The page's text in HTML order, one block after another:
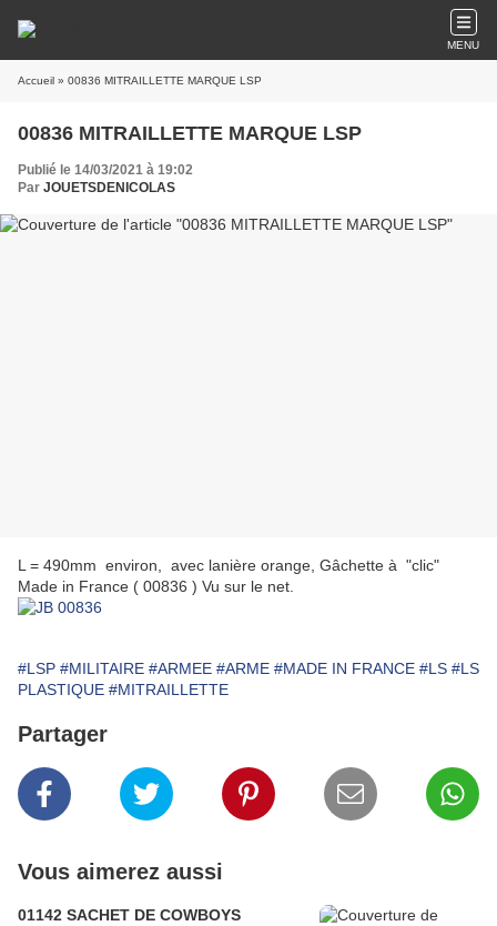
MENU
Accueil » 00836 MITRAILLETTE MARQUE LSP
00836 MITRAILLETTE MARQUE LSP
Publié le 14/03/2021 à 19:02
Par JOUETSDENICOLAS
L = 490mm environ, avec lanière orange, Gâchette à "clic"
Made in France ( 00836 ) Vu sur le net.
#LSP #MILITAIRE #ARMEE #ARME #MADE IN FRANCE #LS #LS
PLASTIQUE #MITRAILLETTE
Partager
Vous aimerez aussi
01142 SACHET DE COWBOYS